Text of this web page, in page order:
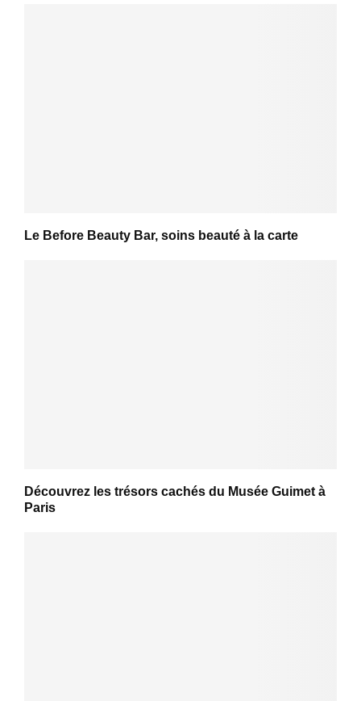
Le Before Beauty Bar, soins beauté à la carte
Découvrez les trésors cachés du Musée Guimet à
Paris